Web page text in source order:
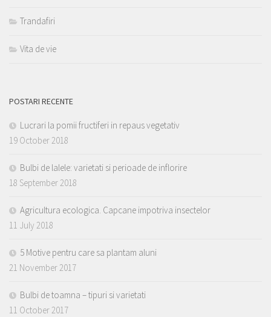
Trandafiri
Vita de vie
POSTARI RECENTE
Lucrari la pomii fructiferi in repaus vegetativ
19 October 2018
Bulbi de lalele: varietati si perioade de inflorire
18 September 2018
Agricultura ecologica. Capcane impotriva insectelor
11 July 2018
5 Motive pentru care sa plantam aluni
21 November 2017
Bulbi de toamna – tipuri si varietati
11 October 2017